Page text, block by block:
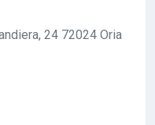
24 72024 Oria